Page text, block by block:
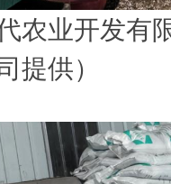
农业开发有
提供）